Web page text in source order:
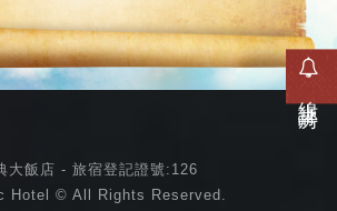
大飯店 - 旅宿登記證號:126
Hotel © All Rights Reserved.